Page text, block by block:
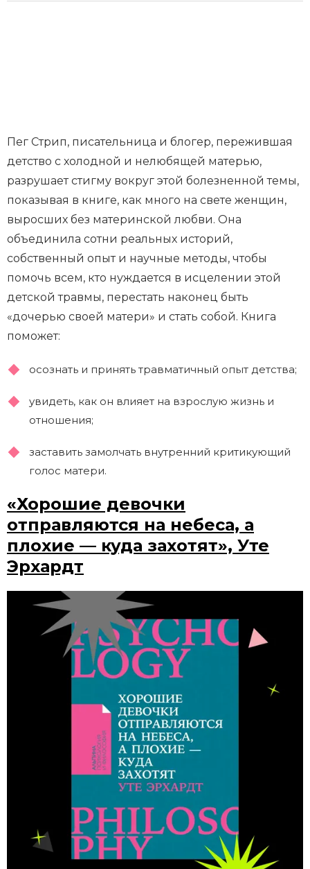
Пег Стрип, писательница и блогер, пережившая
детство с холодной и нелюбящей матерью,
разрушает стигму вокруг этой болезненной темы,
показывая в книге, как много на свете женщин,
выросших без материнской любви. Она
объединила сотни реальных историй,
собственный опыт и научные методы, чтобы
помочь всем, кто нуждается в исцелении этой
детской травмы, перестать наконец быть
«дочерью своей матери» и стать собой. Книга
поможет:
осознать и принять травматичный опыт детства;
увидеть, как он влияет на взрослую жизнь и
отношения;
заставить замолчать внутренний критикующий
голос матери.
«Хорошие девочки
отправляются на небеса, а
плохие — куда захотят», Уте
Эрхардт